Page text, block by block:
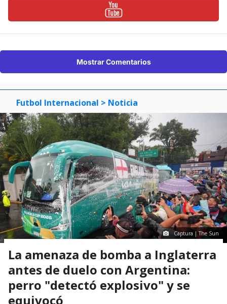
Mostrar Comentarios
Futbol Internacional > Noticia
Captura | The Sun
La amenaza de bomba a Inglaterra
antes de duelo con Argentina:
perro "detectó explosivo" y se
equivocó